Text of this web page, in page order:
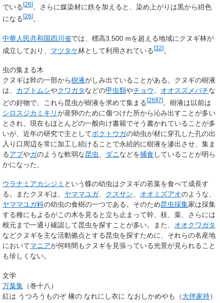
でいる[26]。さらに媒染材に鉄を加えると、染め上がりは黒から紺色
になる [26] 。
中華人民共和国四川省では、標高3,500 mを超える地域にクヌギ林が
成立しており、 マツタケ林として利用されている[32]。
虫の集まる木
クヌギは幹の一部から樹液がしみ出ていることがある。クヌギの樹液
は、 カブトムシやクワガタなどの甲虫類やチョウ オオスズメバチな
どの好物で、これら昆虫が樹液を求めて集まる[26][7]。樹液は以前は
シロスジカミキリが産卵のために傷つけた所から沁み出すことが多い
とされ、現在もほとんどの一般向け書籍でそう書かれていることが多
いが、近年の研究で主としてボクトウガの幼虫が材に穿孔した孔の出
入り口周辺を常に加工し続けることで永続的に樹液を滲出させ、集ま
るアブやガのような軟弱な昆虫 ダニなどを捕食 していることが明ら
かになった。
ウラナミアカシジミ という蝶の幼虫はクヌギの若葉を食べて成長す
る。またクヌギは、 ヤママユガ、 クスサン オオミズアオのような、
ヤママユガ科の幼虫の食樹の一つである。そのため昆虫採集家は採集
する種にもよるがこの木を見ると立ち止まって幹、枝、葉、さらには
根元まで一通り確認して昆虫を探すことが多い。また、 オオクワガタ
などクヌギを主な活動拠点とする昆虫を探すために、それらの名産地
においてマニアが何時間もクヌギを見張っている光景が見られること
も珍しくない。
文学
万葉集 （巻十八）
紅は うつろうものぞ 橡の なれにし衣に なおしかめやも（大伴家持）